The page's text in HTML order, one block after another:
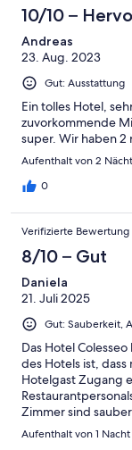
10/10 –
Andreas
23. Aug. 2023
Gut: Ausstattung
Ein tolles Hotel,
zuvorkommende
super. Wir haben
Aufenthalt von 2
0
Verifizierte Bewertung
8/10 – Gut
Daniela
21. Juli 2025
Gut: Sauberkeit,
Das Hotel
des Hotels ist,
Hotelgast Zugang
Zimmer sind
ist sehr schön.
Aufenthalt von 1